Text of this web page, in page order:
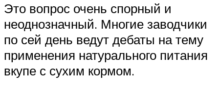
Это вопрос очень спорный и
неоднозначный. Многие заводчики
по сей день ведут дебаты на тему
применения натурального питания
вкупе с сухим кормом.